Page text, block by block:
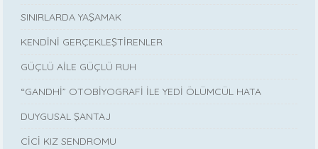
SINIRLARDA YAŞAMAK
KENDİNİ GERÇEKLEŞTİRENLER
GÜÇLÜ AİLE GÜÇLÜ RUH
“GANDHİ” OTOBİYOGRAFİ İLE YEDİ ÖLÜMCÜL HATA
DUYGUSAL ŞANTAJ
CİCİ KIZ SENDROMU